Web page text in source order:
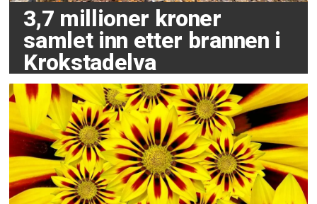
3,7 millioner kroner
samlet inn etter brannen i
Krokstadelva